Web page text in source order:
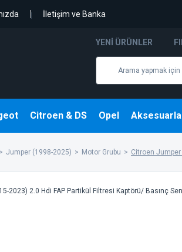
İletişim ve Banka
YENI ÜRÜNLER
Citroen & DS Opel
Jumper (1998-2025) Motor Grubu Citroen Jumper